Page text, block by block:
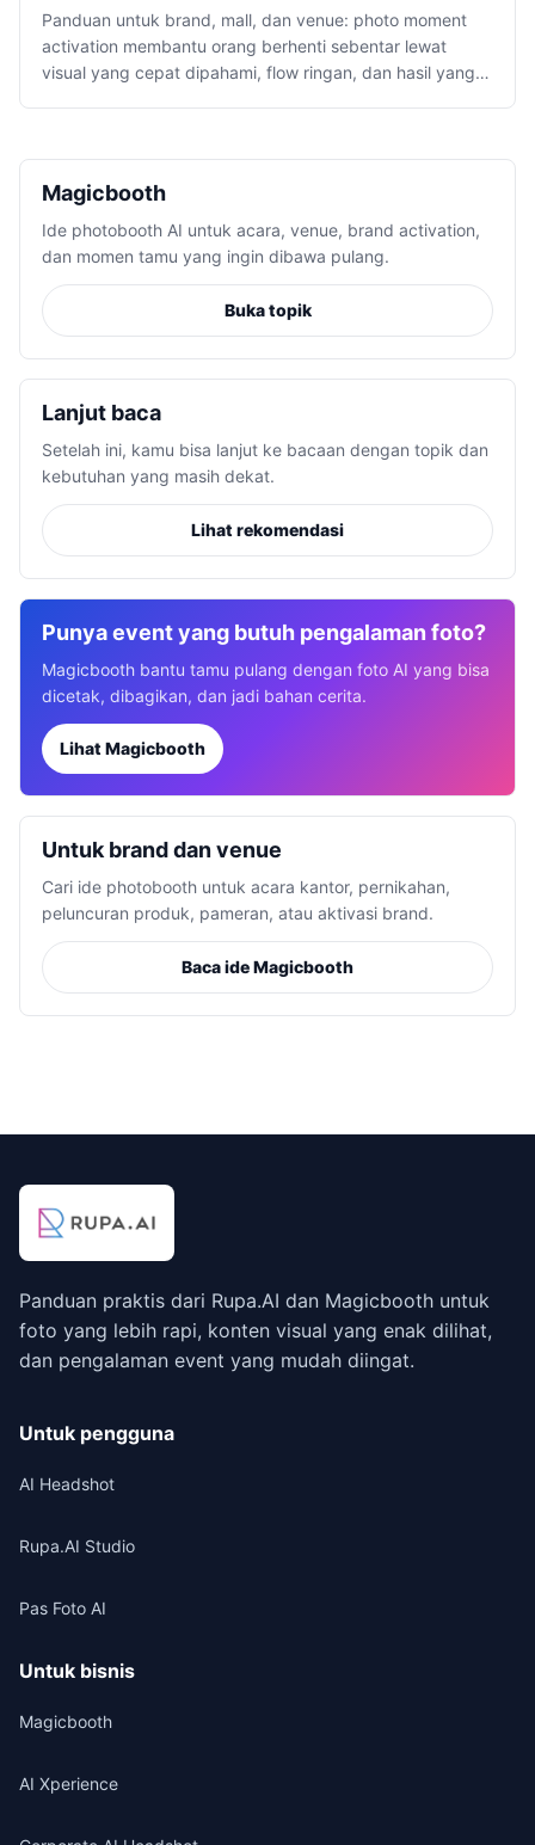
Panduan untuk brand, mall, dan venue: photo moment
activation membantu orang berhenti sebentar lewat
visual yang cepat dipahami, flow ringan, dan hasil yang
Magicbooth
Ide photobooth AI untuk acara, venue, brand activation,
dan momen tamu yang ingin dibawa pulang.
Buka topik
Lanjut baca
Setelah ini, kamu bisa lanjut ke bacaan dengan topik dan
kebutuhan yang masih dekat.
Lihat rekomendasi
Punya event yang butuh pengalaman foto?
Magicbooth bantu tamu pulang dengan foto AI yang bisa
dicetak, dibagikan, dan jadi bahan cerita.
Lihat Magicbooth
Untuk brand dan venue
Cari ide photobooth untuk acara kantor, pernikahan,
peluncuran produk, pameran, atau aktivasi brand.
Baca ide Magicbooth
Panduan praktis dari Rupa.AI dan Magicbooth untuk
foto yang lebih rapi, konten visual yang enak dilihat,
dan pengalaman event yang mudah diingat.
Untuk pengguna
AI Headshot
Rupa.AI Studio
Pas Foto AI
Untuk bisnis
Magicbooth
AI Xperience